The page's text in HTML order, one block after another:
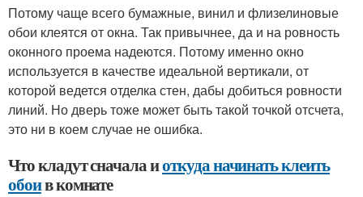
Потому чаще всего бумажные, винил и флизелиновые
обои клеятся от окна. Так привычнее, да и на ровность
оконного проема надеются. Потому именно окно
используется в качестве идеальной вертикали, от
которой ведется отделка стен, дабы добиться ровности
линий. Но дверь тоже может быть такой точкой отсчета,
это ни в коем случае не ошибка.
Что кладут сначала иоткуда начинать клеить
обоив комнате